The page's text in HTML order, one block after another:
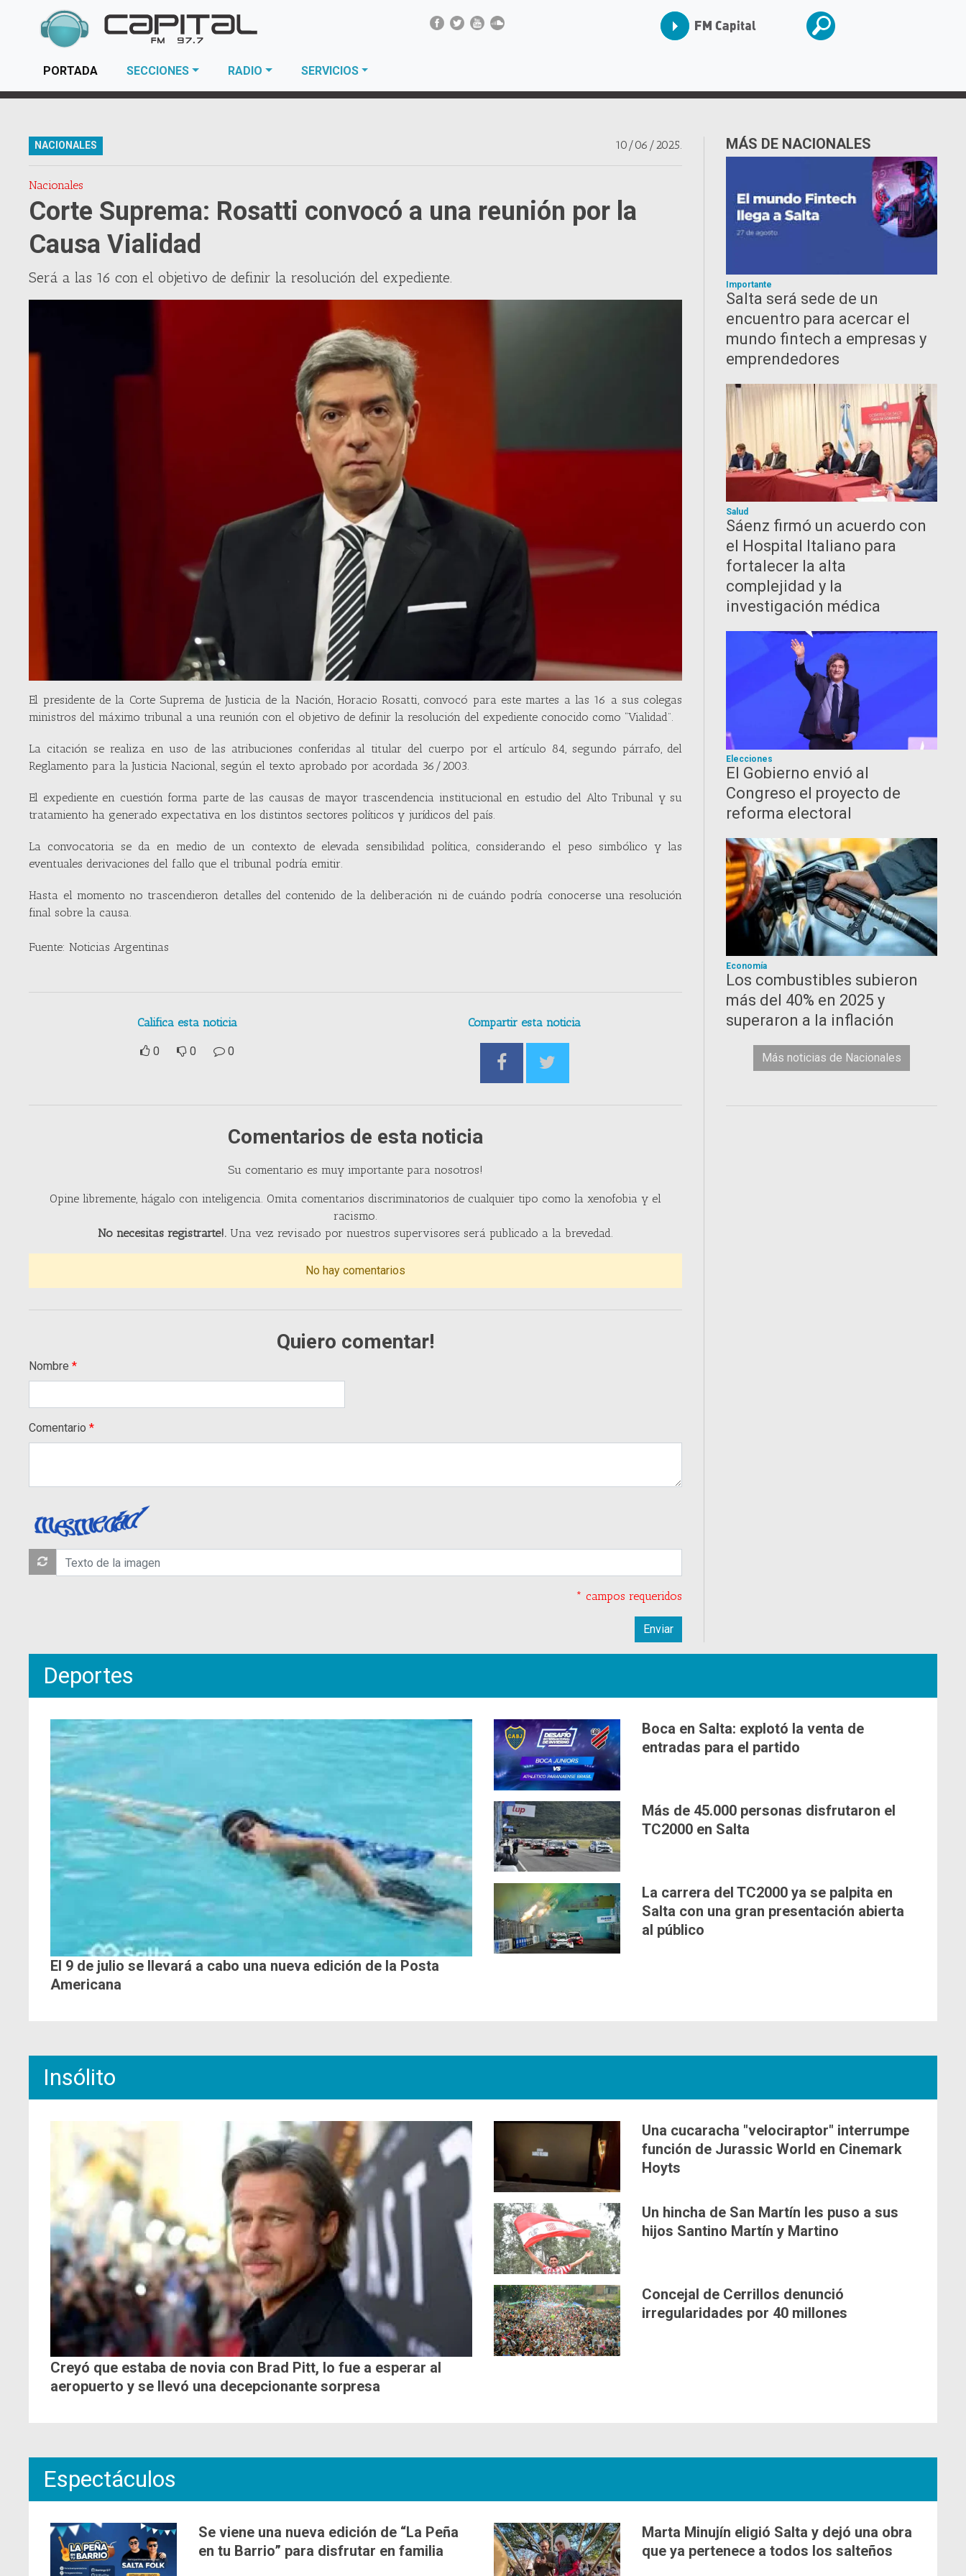
PORTADA(current)SECCIONES RADIO SERVICIOS
10/06/2025.
NACIONALES
Nacionales
Corte Suprema: Rosatti convocó a una reunión por la
Causa Vialidad
Será a las 16 con el objetivo de definir la resolución del expediente.
El presidente de la Corte Suprema de Justicia de la Nación, Horacio Rosatti, convocó para este martes a las 16 a sus colegas
ministros del máximo tribunal a una reunión con el objetivo de definir la resolución del expediente conocido como “Vialidad”.
La citación se realiza en uso de las atribuciones conferidas al titular del cuerpo por el artículo 84, segundo párrafo, del
Reglamento para la Justicia Nacional, según el texto aprobado por acordada 36/2003.
El expediente en cuestión forma parte de las causas de mayor trascendencia institucional en estudio del Alto Tribunal y su
tratamiento ha generado expectativa en los distintos sectores políticos y jurídicos del país.
La convocatoria se da en medio de un contexto de elevada sensibilidad política, considerando el peso simbólico y las
eventuales derivaciones del fallo que el tribunal podría emitir.
Hasta el momento no trascendieron detalles del contenido de la deliberación ni de cuándo podría conocerse una resolución
final sobre la causa.
Fuente: Noticias Argentinas
Califica esta noticia
0 0 0
Compartir esta noticia
Comentarios de esta noticia
Su comentario es muy importante para nosotros!
Opine libremente, hágalo con inteligencia. Omita comentarios discriminatorios de cualquier tipo como la xenofobia y el
racismo.
No necesitas registrarte!. Una vez revisado por nuestros supervisores será publicado a la brevedad.
No hay comentarios
Quiero comentar!
Nombre
Comentario
* campos requeridos
MÁS DE NACIONALES
Importante
Salta será sede de un
encuentro para acercar el
mundo fintech a empresas y
emprendedores
Salud
Sáenz firmó un acuerdo con
el Hospital Italiano para
fortalecer la alta
complejidad y la
investigación médica
Elecciones
El Gobierno envió al
Congreso el proyecto de
reforma electoral
Economía
Los combustibles subieron
más del 40% en 2025 y
superaron a la inflación
Más noticias de Nacionales
Deportes
El 9 de julio se llevará a cabo una nueva edición de la Posta
Americana
Boca en Salta: explotó la venta de
entradas para el partido
Más de 45.000 personas disfrutaron el
TC2000 en Salta
La carrera del TC2000 ya se palpita en
Salta con una gran presentación abierta
al público
Insólito
Creyó que estaba de novia con Brad Pitt, lo fue a esperar al
aeropuerto y se llevó una decepcionante sorpresa
Una cucaracha "velociraptor" interrumpe
función de Jurassic World en Cinemark
Hoyts
Un hincha de San Martín les puso a sus
hijos Santino Martín y Martino
Concejal de Cerrillos denunció
irregularidades por 40 millones
Espectáculos
Se viene una nueva edición de “La Peña
en tu Barrio” para disfrutar en familia
Marta Minujín eligió Salta y dejó una obra
que ya pertenece a todos los salteños